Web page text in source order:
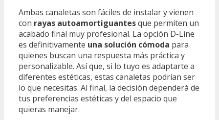
Ambas canaletas son fáciles de instalar y vienen
con rayas autoamortiguantesque permiten un
acabado final muy profesional. La opción D-Line
es definitivamente una solución cómoda para
quienes buscan una respuesta más práctica y
personalizable. Así que, si lo tuyo es adaptarte a
diferentes estéticas, estas canaletas podrían ser
lo que necesitas. Al final, la decisión dependerá de
tus preferencias estéticas y del espacio que
quieras manejar.